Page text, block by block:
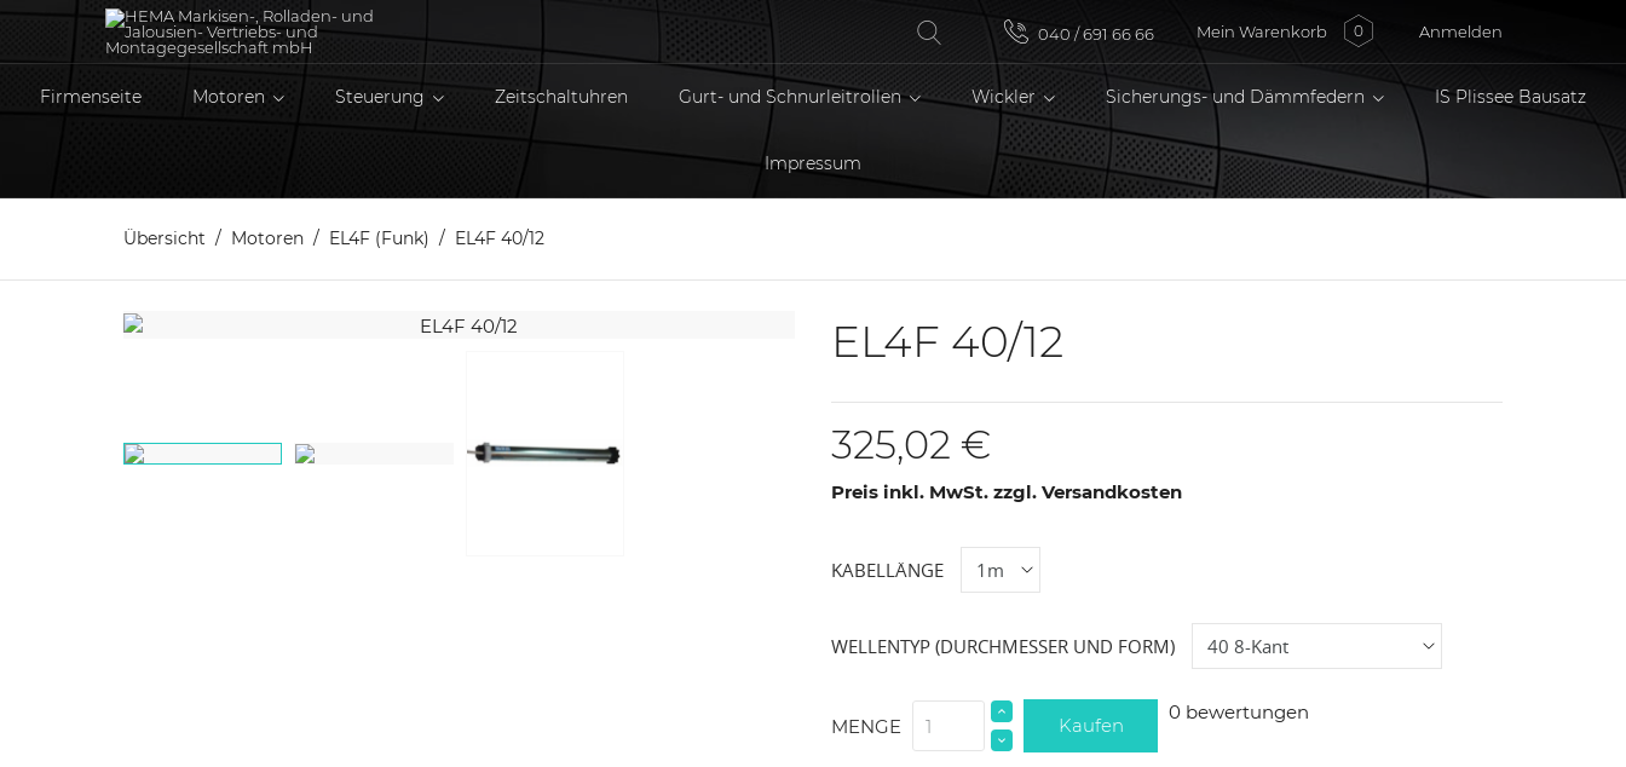
040 / 691 66 66 Mein Warenkorb 0 Anmelden
Firmenseite Motoren Steuerung Zeitschaltuhren Gurt- und Schnurleitrollen Wickler Sicherungs- und Dämmfedern IS Plissee Bausatz
Impressum
Übersicht Motoren EL4F (Funk) EL4F 40/12
EL4F 40/12
325,02 €
Preis inkl. MwSt. zzgl. Versandkosten
KABELLÄNGE
WELLENTYP (DURCHMESSER UND FORM)
MENGE Kaufen
0 bewertungen